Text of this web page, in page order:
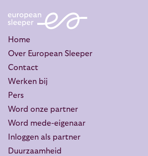
Home
Over European Sleeper
Contact
Werken bij
Pers
Word onze partner
Word mede-eigenaar
Inloggen als partner
Duurzaamheid